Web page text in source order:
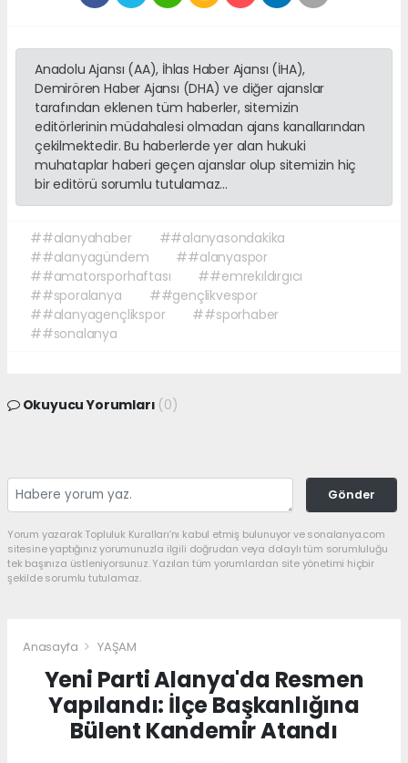
Anadolu Ajansı (AA), İhlas Haber Ajansı (İHA),
Demirören Haber Ajansı (DHA) ve diğer ajanslar
tarafından eklenen tüm haberler, sitemizin
editörlerinin müdahalesi olmadan ajans kanallarından
çekilmektedir. Bu haberlerde yer alan hukuki
muhataplar haberi geçen ajanslar olup sitemizin hiç
bir editörü sorumlu tutulamaz...
##alanyahaber
##alanyasondakika
##alanyagündem
##alanyaspor
##amatorsporhaftası
##emrekıldırgıcı
##sporalanya
##gençlikvespor
##alanyagençlikspor
##sporhaber
##sonalanya
Okuyucu Yorumları (0)
Gönder
Yorum yazarak Topluluk Kuralları’nı kabul etmiş bulunuyor ve sonalanya.com
sitesine yaptığınız yorumunuzla ilgili doğrudan veya dolaylı tüm sorumluluğu
tek başınıza üstleniyorsunuz. Yazılan tüm yorumlardan site yönetimi hiçbir
şekilde sorumlu tutulamaz.
Anasayfa YAŞAM
Yeni Parti Alanya'da Resmen
Yapılandı: İlçe Başkanlığına
Bülent Kandemir Atandı